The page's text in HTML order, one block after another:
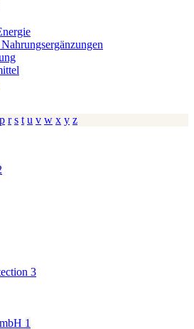
p r s t u v w x y z
3
1